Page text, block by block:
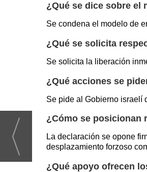
¿Qué se dice sobre el
Se condena el modelo de
¿Qué se solicita
Se solicita la liberación
¿Qué acciones se
Se pide al Gobierno israelí
¿Cómo se posicionan
La declaración se opone
desplazamiento forzoso
¿Qué apoyo ofrecen